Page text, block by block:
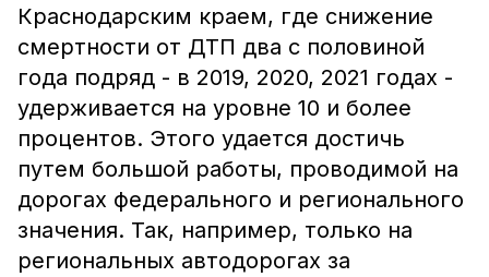
Краснодарским краем, где снижение
смертности от ДТП два с половиной
года подряд - в 2019, 2020, 2021 годах -
удерживается на уровне 10 и более
процентов. Этого удается достичь
путем большой работы, проводимой на
дорогах федерального и регионального
значения. Так, например, только на
региональных автодорогах за